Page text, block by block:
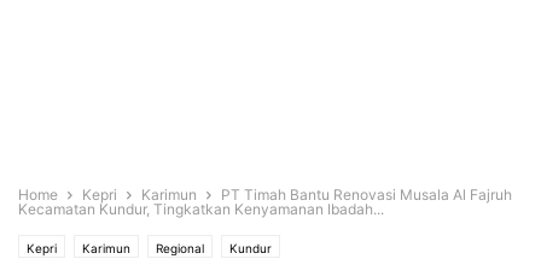
Home Kepri Karimun
PT Timah Bantu Renovasi Musala Al Fajruh
Kecamatan Kundur, Tingkatkan Kenyamanan Ibadah...
Kepri Karimun Regional Kundur